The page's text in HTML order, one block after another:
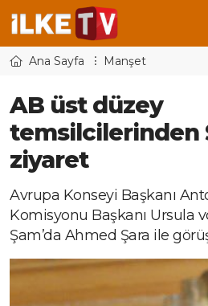
Ana Sayfa Manşet
AB üst düzey
temsilcilerinden
ziyaret
Avrupa Konseyi Başkanı
Komisyonu Başkanı Ursula
Şam’da Ahmed Şara ile